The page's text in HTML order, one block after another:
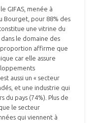
GIFAS, menée à
Bourget, pour 88% des
une vitrine du
le domaine des
proportion affirme que
car elle assure
aussi un « secteur
et une industrie qui
pays (74%). Plus de
le secteur
qui viennent à